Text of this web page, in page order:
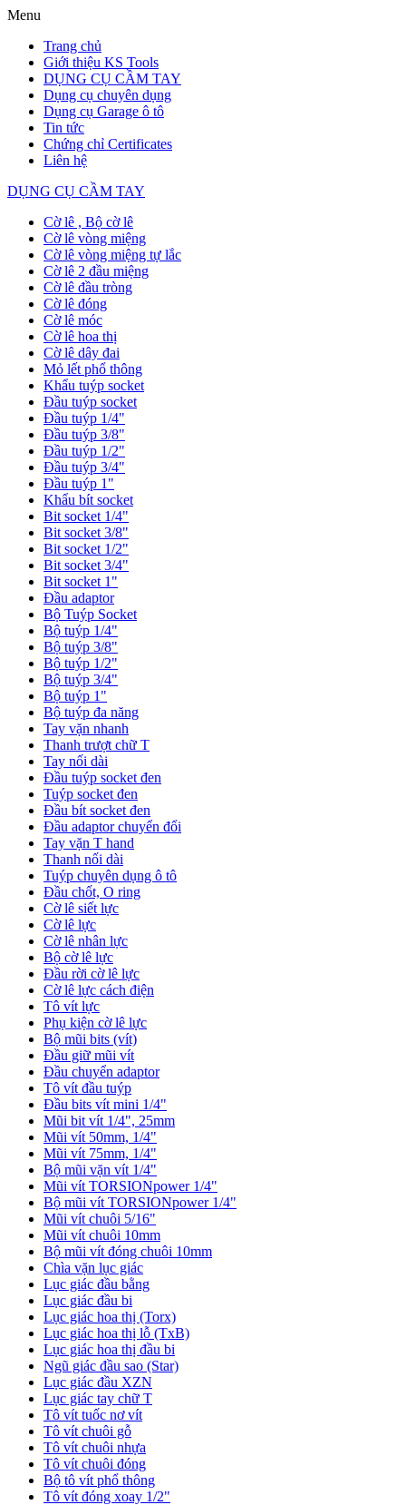
Menu
Trang chủ
Giới thiệu KS Tools
DỤNG CỤ CẦM TAY
Dụng cụ chuyên dụng
Dụng cụ Garage ô tô
Tin tức
Chứng chỉ Certificates
Liên hệ
DỤNG CỤ CẦM TAY
Cờ lê , Bộ cờ lê
Cờ lê vòng miệng
Cờ lê vòng miệng tự lắc
Cờ lê 2 đầu miệng
Cờ lê đầu tròng
Cờ lê đóng
Cờ lê móc
Cờ lê hoa thị
Cờ lê dây đai
Mỏ lết phổ thông
Khẩu tuýp socket
Đầu tuýp socket
Đầu tuýp 1/4"
Đầu tuýp 3/8"
Đầu tuýp 1/2"
Đầu tuýp 3/4"
Đầu tuýp 1"
Khẩu bít socket
Bit socket 1/4"
Bit socket 3/8"
Bit socket 1/2"
Bit socket 3/4"
Bit socket 1"
Đầu adaptor
Bộ Tuýp Socket
Bộ tuýp 1/4"
Bộ tuýp 3/8"
Bộ tuýp 1/2"
Bộ tuýp 3/4"
Bộ tuýp 1"
Bộ tuýp đa năng
Tay vặn nhanh
Thanh trượt chữ T
Tay nối dài
Đầu tuýp socket đen
Tuýp socket đen
Đầu bít socket đen
Đầu adaptor chuyển đổi
Tay vặn T hand
Thanh nối dài
Tuýp chuyên dụng ô tô
Đầu chốt, O ring
Cờ lê siết lực
Cờ lê lực
Cờ lê nhân lực
Bộ cờ lê lực
Đầu rời cờ lê lực
Cờ lê lực cách điện
Tô vít lực
Phụ kiện cờ lê lực
Bộ mũi bits (vít)
Đầu giữ mũi vít
Đầu chuyển adaptor
Tô vít đầu tuýp
Đầu bits vít mini 1/4"
Mũi bit vít 1/4", 25mm
Mũi vít 50mm, 1/4"
Mũi vít 75mm, 1/4"
Bộ mũi vặn vít 1/4"
Mũi vít TORSIONpower 1/4"
Bộ mũi vít TORSIONpower 1/4"
Mũi vít chuôi 5/16"
Mũi vít chuôi 10mm
Bộ mũi vít đóng chuôi 10mm
Chìa vặn lục giác
Lục giác đầu bằng
Lục giác đầu bi
Lục giác hoa thị (Torx)
Lục giác hoa thị lỗ (TxB)
Lục giác hoa thị đầu bi
Ngũ giác đầu sao (Star)
Lục giác đầu XZN
Lục giác tay chữ T
Tô vít tuốc nơ vít
Tô vít chuôi gỗ
Tô vít chuôi nhựa
Tô vít chuôi đóng
Bộ tô vít phổ thông
Tô vít đóng xoay 1/2"